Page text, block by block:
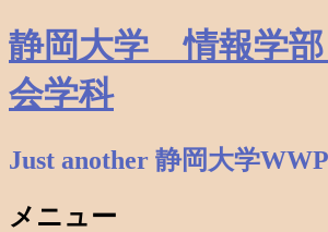
静岡大学 情報学
会学科
Just another 静岡大学
メニュー